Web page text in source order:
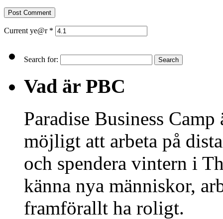
Current ye@r *
Search for:
Vad är PBC
Paradise Business
möjligt att arbeta på
och spendera vintern i
känna nya människor,
framförallt ha roligt.